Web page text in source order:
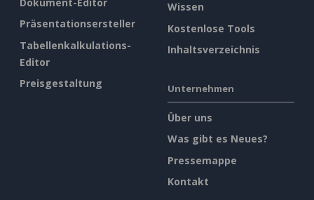
Präsentationsersteller
Tabellenkalkulations-
Editor
Preisgestaltung
Wissen
Kostenlose Tools
Inhaltsverzeichnis
Unternehmen
Über uns
Was gibt es Neues?
Pressemappe
Kontakt